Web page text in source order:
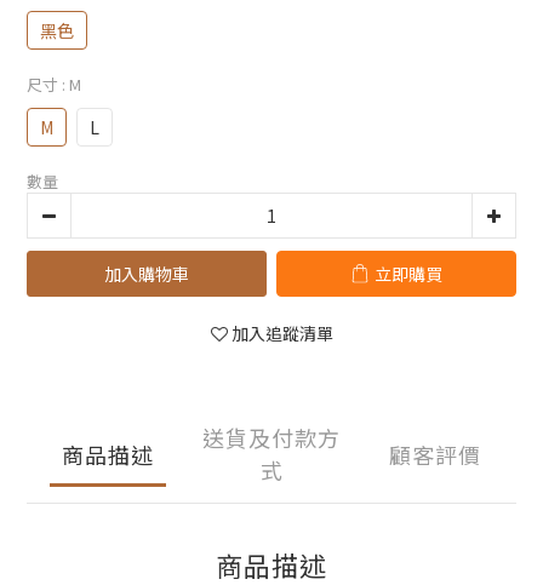
黑色
尺寸 : M
M L
數量
加入購物車 立即購買
加入追蹤清單
商品描述
送貨及付款方
式
顧客評價
商品描述